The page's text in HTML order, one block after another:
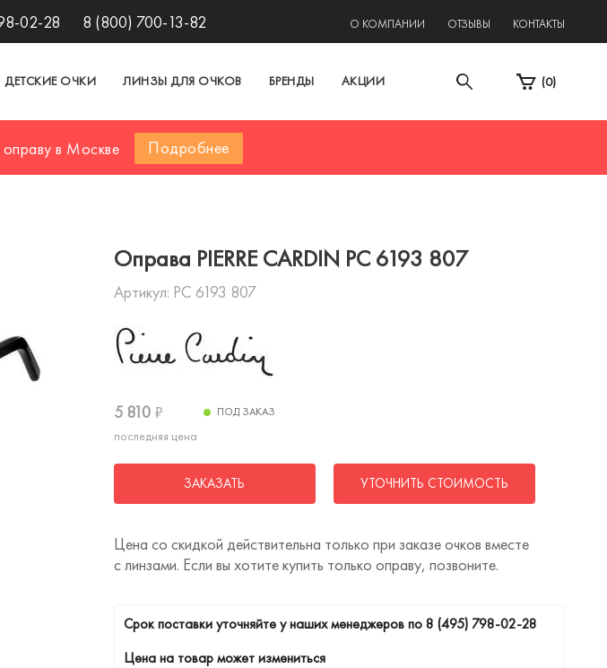
02-28 8 (800) 700-13-82 О КОМПАНИИ ОТЗЫВЫ КОНТАКТЫ
ДЕТСКИЕ ОЧКИ ЛИНЗЫ ДЛЯ ОЧКОВ БРЕНДЫ АКЦИИ (0)
в Москве Подробнее
Оправа PIERRE CARDIN PC 6193 807
Артикул: PC 6193 807
5 810 ₽
последняя цена
ПОД ЗАКАЗ
ЗАКАЗАТЬ УТОЧНИТЬ СТОИМОСТЬ
Цена со скидкой действительна только при заказе очков вместе
с линзами. Если вы хотите купить только оправу, позвоните.
Cрок поставки уточняйте у наших менеджеров по8 (495) 798-02-28
Цена на товар может измениться